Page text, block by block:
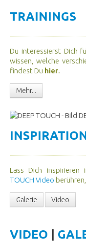
TRAININGS
Du interessierst Dich
wissen, welche
findest Du hier.
Mehr...
Lass Dich inspirieren
TOUCH Video
Galerie Video
VIDEO